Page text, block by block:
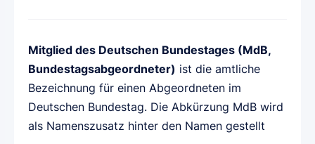
Mitglied des Deutschen Bundestages (MdB,
Bundestagsabgeordneter) ist die amtliche
Bezeichnung für einen Abgeordneten im
Deutschen Bundestag. Die Abkürzung MdB wird
als Namenszusatz hinter den Namen gestellt